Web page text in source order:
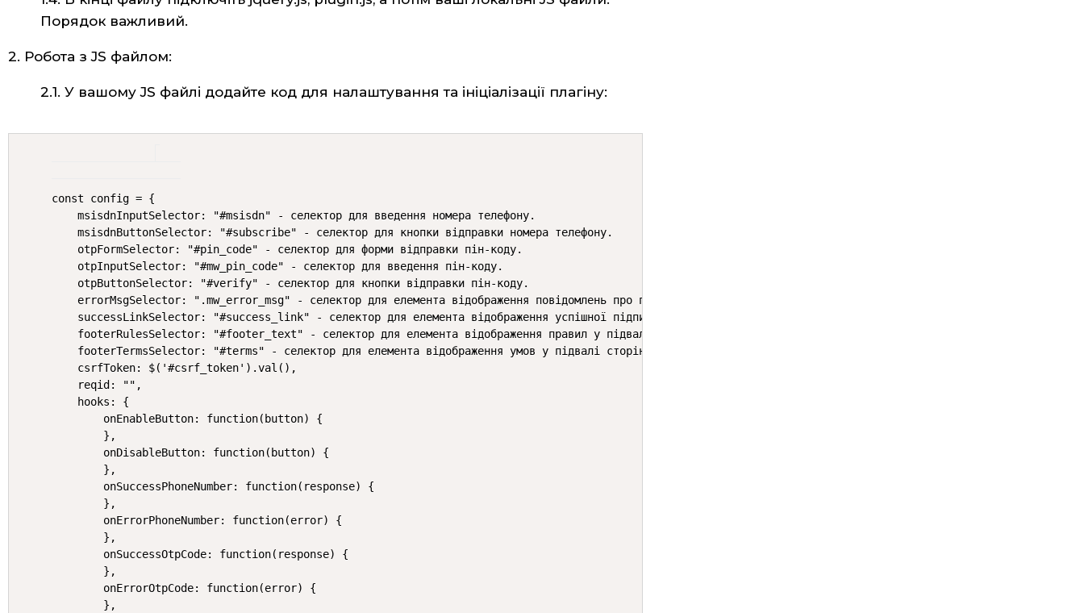
Порядок важливий.
2. Робота з JS файлом:
2.1. У вашому JS файлі додайте код для налаштування та ініціалізації плагіну:
const config = {
    msisdnInputSelector: "#msisdn" - селектор для введення номера телефону.
    msisdnButtonSelector: "#subscribe" - селектор для кнопки відправки номера телефону.
    otpFormSelector: "#pin_code" - селектор для форми відправки пін-коду.
    otpInputSelector: "#mw_pin_code" - селектор для введення пін-коду.
    otpButtonSelector: "#verify" - селектор для кнопки відправки пін-коду.
    errorMsgSelector: ".mw_error_msg" - селектор для елемента відображення повідомлень про помилки.
    successLinkSelector: "#success_link" - селектор для елемента відображення успішної підписки.
    footerRulesSelector: "#footer_text" - селектор для елемента відображення правил у підвалі сторінки.
    footerTermsSelector: "#terms" - селектор для елемента відображення умов у підвалі сторінки.
    csrfToken: $('#csrf_token').val(),
    reqid: "",
    hooks: {
        onEnableButton: function(button) {
        },
        onDisableButton: function(button) {
        },
        onSuccessPhoneNumber: function(response) {
        },
        onErrorPhoneNumber: function(error) {
        },
        onSuccessOtpCode: function(response) {
        },
        onErrorOtpCode: function(error) {
        },